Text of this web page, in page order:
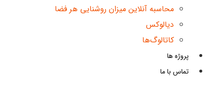
محاسبه آنلاین میزان روشنایی هر فضا
دیالوکس
کاتالوگ‌ها
پروژه ها
تماس با ما